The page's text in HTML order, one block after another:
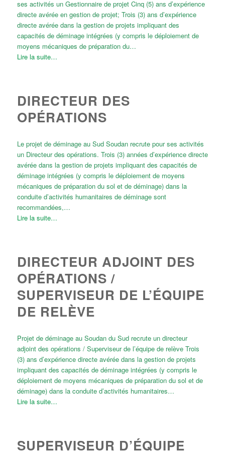
ses activités un Gestionnaire de projet Cinq (5) ans d’expérience
directe avérée en gestion de projet; Trois (3) ans d’expérience
directe avérée dans la gestion de projets impliquant des
capacités de déminage intégrées (y compris le déploiement de
moyens mécaniques de préparation du…
Lire la suite…
DIRECTEUR DES
OPÉRATIONS
Le projet de déminage au Sud Soudan recrute pour ses activités
un Directeur des opérations. Trois (3) années d’expérience directe
avérée dans la gestion de projets impliquant des capacités de
déminage intégrées (y compris le déploiement de moyens
mécaniques de préparation du sol et de déminage) dans la
conduite d’activités humanitaires de déminage sont
recommandées,…
Lire la suite…
DIRECTEUR ADJOINT DES
OPÉRATIONS /
SUPERVISEUR DE L’ÉQUIPE
DE RELÈVE
Projet de déminage au Soudan du Sud recrute un directeur
adjoint des opérations / Superviseur de l’équipe de relève Trois
(3) ans d’expérience directe avérée dans la gestion de projets
impliquant des capacités de déminage intégrées (y compris le
déploiement de moyens mécaniques de préparation du sol et de
déminage) dans la conduite d’activités humanitaires…
Lire la suite…
SUPERVISEUR D’ÉQUIPE